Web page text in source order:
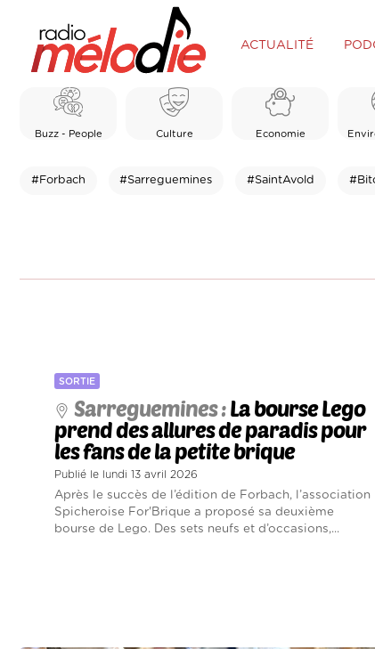
ACTUALITÉ
Buzz - People Culture Economie
#Forbach #Sarreguemines #SaintAvold
SORTIE
Sarreguemines :La bourse Lego
prend des allures de paradis pour
les fans de la petite brique
Publié le lundi 13 avril 2026
Après le succès de l’édition de Forbach, l’association
Spicheroise For'Brique a proposé sa deuxième
bourse de Lego. Des sets neufs et d’occasions,...